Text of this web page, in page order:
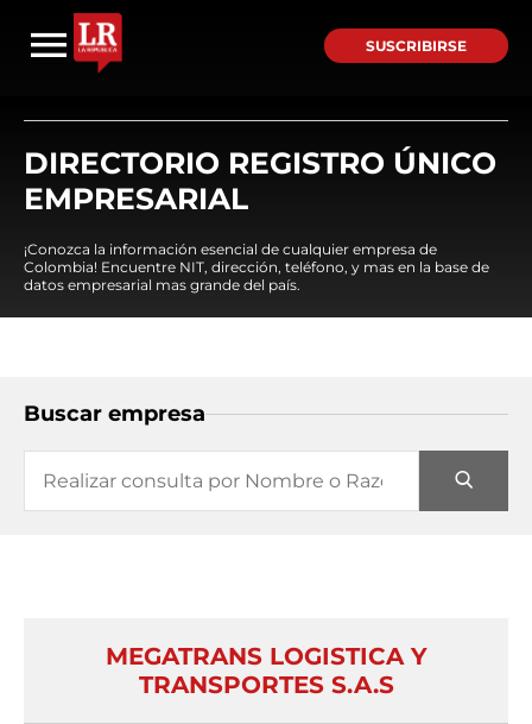
SUSCRIBIRSE
DIRECTORIO REGISTRO ÚNICO
EMPRESARIAL
¡Conozca la información esencial de cualquier empresa de
Colombia! Encuentre NIT, dirección, teléfono, y mas en la base de
datos empresarial mas grande del país.
Buscar empresa
MEGATRANS LOGISTICA Y
TRANSPORTES S.A.S